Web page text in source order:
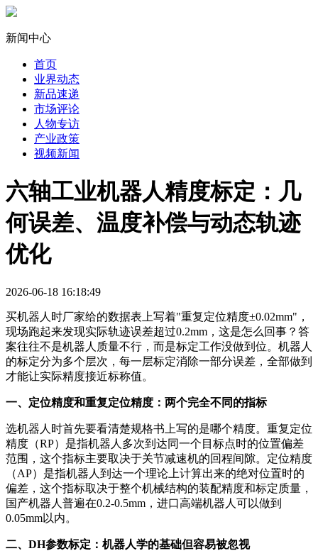
新闻中心
首页
业界动态
新品速递
市场评论
人物专访
产业政策
视频新闻
六轴工业机器人精度标定：几
何误差、温度补偿与动态轨迹
优化
2026-06-18 16:18:49
买机器人时厂家给的数据表上写着"重复定位精度±0.02mm"，
现场跑起来发现实际轨迹误差超过0.2mm，这是怎么回事？答
案往往不是机器人质量不行，而是标定工作没做到位。机器人
的标定分为多个层次，每一层标定消除一部分误差，全部做到
才能让实际精度接近标称值。
一、定位精度和重复定位精度：两个完全不同的指标
选机器人时首先要看清楚规格书上写的是哪个精度。重复定位
精度（RP）是指机器人多次到达同一个目标点时的位置偏差
范围，这个指标主要取决于关节减速机的回程间隙。定位精度
（AP）是指机器人到达一个理论上计算出来的绝对位置时的
偏差，这个指标取决于整个机械结构的装配精度和标定质量，
国产机器人普遍在0.2-0.5mm，进口高端机器人可以做到
0.05mm以内。
二、DH参数标定：机器人学的基础但容易被忽视